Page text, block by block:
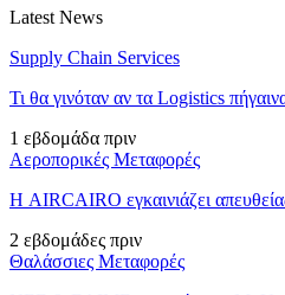
Latest News
Supply Chain Services
Τι θα γινόταν αν τα Logistics
1 εβδομάδα πριν
Αεροπορικές Μεταφορές
Η AIRCAIRO εγκαινιάζει
2 εβδομάδες πριν
Θαλάσσιες Μεταφορές